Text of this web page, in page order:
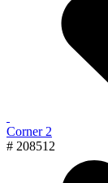
Corner 2
# 208512